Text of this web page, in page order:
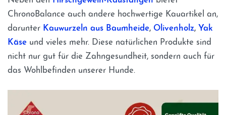
ChronoBalance auch andere hochwertige Kauartikel an,
darunter Kauwurzeln aus Baumheide, Olivenholz, Yak
Käse und vieles mehr. Diese natürlichen Produkte sind
nicht nur gut für die Zahngesundheit, sondern auch für
das Wohlbefinden unserer Hunde.